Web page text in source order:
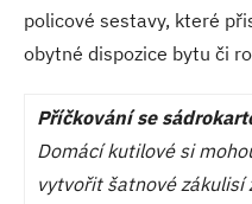
policové sestavy, které
obytné dispozice bytu či
Příčkování se
Domácí kutilové si
vytvořit šatnové zákulisí